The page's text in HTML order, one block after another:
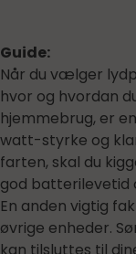
Guide:
Når du vælger
hvor og hvordan
hjemmebrug, er
watt-styrke og
farten, skal du
god batterilevetid
En anden vigtig
øvrige enheder.